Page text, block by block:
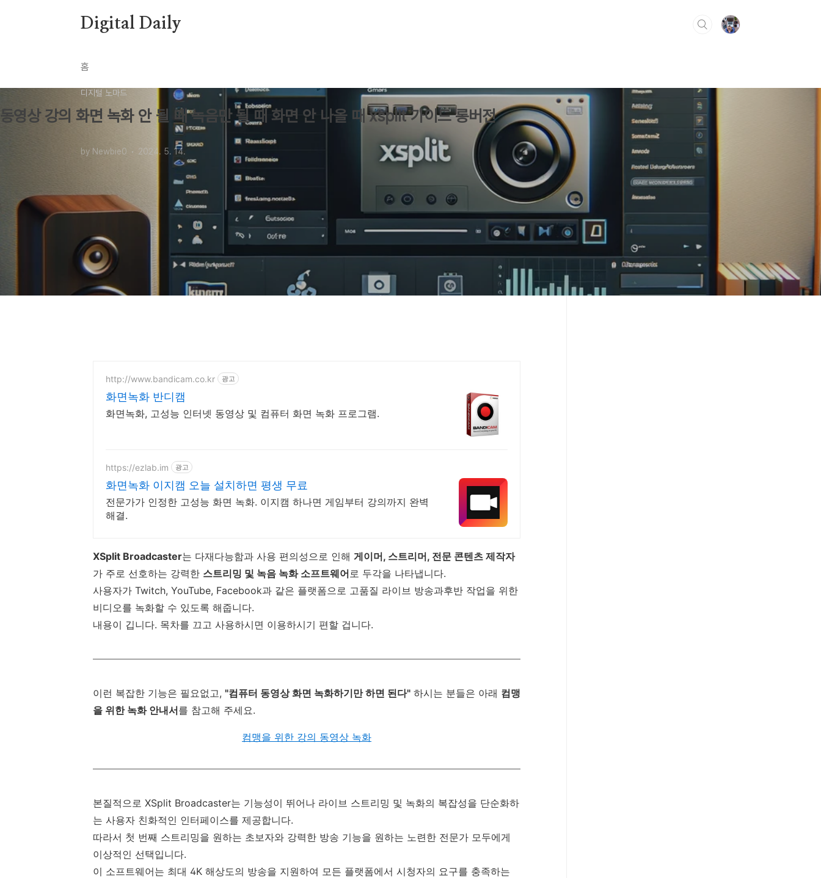
Digital Daily
홈
디지털 노마드
동영상 강의 화면 녹화 안 될 때 녹음만 될 때 화면 안 나올 때 xsplit 가이드 롱버전
by Newbie0 2024. 5. 14.
http://www.bandicam.co.kr 광고
화면녹화 반디캠
화면녹화, 고성능 인터넷 동영상 및 컴퓨터 화면 녹화 프로그램.
https://ezlab.im 광고
화면녹화 이지캠 오늘 설치하면 평생 무료
전문가가 인정한 고성능 화면 녹화. 이지캠 하나면 게임부터 강의까지 완벽
해결.
XSplit Broadcaster는 다재다능함과 사용 편의성으로 인해 게이머, 스트리머, 전문 콘텐츠 제작자
가 주로 선호하는 강력한 스트리밍 및 녹음 녹화 소프트웨어로 두각을 나타냅니다.
사용자가 Twitch, YouTube, Facebook과 같은 플랫폼으로 고품질 라이브 방송과후반 작업을 위한
비디오를 녹화할 수 있도록 해줍니다.
내용이 깁니다. 목차를 끄고 사용하시면 이용하시기 편할 겁니다.
이런 복잡한 기능은 필요없고, "컴퓨터 동영상 화면 녹화하기만 하면 된다" 하시는 분들은 아래 컴맹
을 위한 녹화 안내서를 참고해 주세요.
컴맹을 위한 강의 동영상 녹화
본질적으로 XSplit Broadcaster는 기능성이 뛰어나 라이브 스트리밍 및 녹화의 복잡성을 단순화하
는 사용자 친화적인 인터페이스를 제공합니다.
따라서 첫 번째 스트리밍을 원하는 초보자와 강력한 방송 기능을 원하는 노련한 전문가 모두에게
이상적인 선택입니다.
이 소프트웨어는 최대 4K 해상도의 방송을 지원하여 모든 플랫폼에서 시청자의 요구를 충족하는